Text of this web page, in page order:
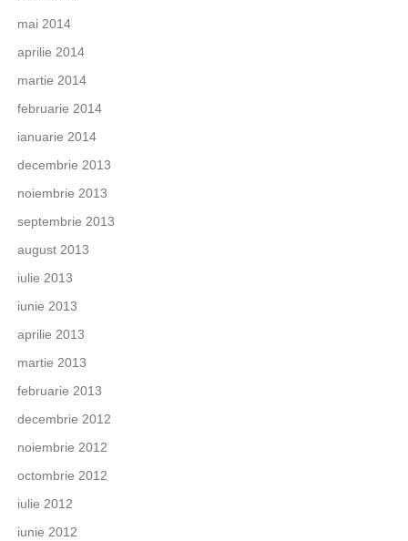
mai 2014
aprilie 2014
martie 2014
februarie 2014
ianuarie 2014
decembrie 2013
noiembrie 2013
septembrie 2013
august 2013
iulie 2013
iunie 2013
aprilie 2013
martie 2013
februarie 2013
decembrie 2012
noiembrie 2012
octombrie 2012
iulie 2012
iunie 2012